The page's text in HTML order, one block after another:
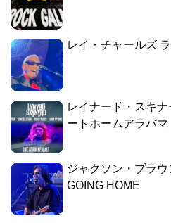
レイ・チャールズ
レイナード・スキ
ートホームアラバマ
ジャクソン・ブラ
GOING HOME